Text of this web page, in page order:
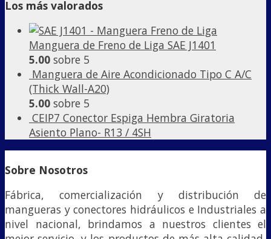
Los más valorados
Manguera de Freno de Liga SAE J1401
5.00 sobre 5
Manguera de Aire Acondicionado Tipo C A/C
(Thick Wall-A20)
5.00 sobre 5
CEIP7 Conector Espiga Hembra Giratoria
Asiento Plano- R13 / 4SH
Sobre Nosotros
Fábrica, comercialización y distribución de
mangueras y conectores hidráulicos e Industriales a
nivel nacional, brindamos a nuestros clientes el